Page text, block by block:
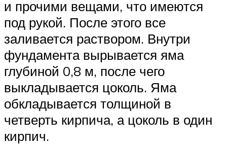
и прочими вещами, что имеются
под рукой. После этого все
заливается раствором. Внутри
фундамента вырывается яма
глубиной 0,8 м, после чего
выкладывается цоколь. Яма
обкладывается толщиной в
четверть кирпича, а цоколь в один
кирпич.